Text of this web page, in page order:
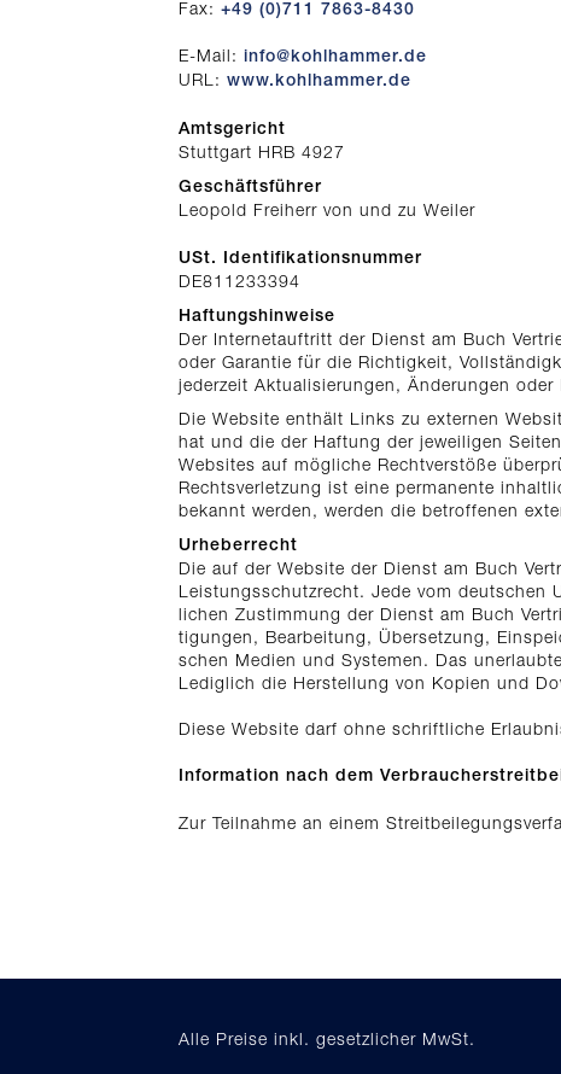
Fax: +49 (0)711 7863-8430
E-Mail: info@kohlhammer.de
URL: www.kohlhammer.de
Amtsgericht
Stuttgart HRB 4927
Geschäftsführer
Leopold Freiherr von und zu Weiler
USt. Identifikationsnummer
DE811233394
Haftungshinweise
Der Internetauftritt der Dienst am Buch
oder Garantie für die Richtigkeit,
jederzeit Aktualisierungen, Änderungen
Die Website enthält Links zu externen
hat und die der Haftung der jeweiligen
Websites auf mögliche Rechtverstöße
Rechtsverletzung ist eine permanente
bekannt werden, werden die betroffenen
Urheberrecht
Die auf der Website der Dienst am Buch
Leistungsschutzrecht. Jede vom deutschen
lichen Zustimmung der Dienst am Buch
tigungen, Bearbeitung, Übersetzung,
schen Medien und Systemen. Das
Lediglich die Herstellung von Kopien und
Diese Website darf ohne schriftliche
Information nach dem
Zur Teilnahme an einem
Alle Preise inkl. gesetzlicher MwSt.